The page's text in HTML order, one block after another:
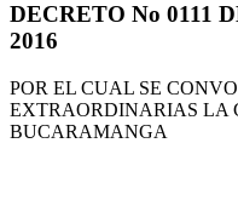
DECRETO No 0111
2016
POR EL CUAL SE
EXTRAORDINARIAS LA
BUCARAMANGA